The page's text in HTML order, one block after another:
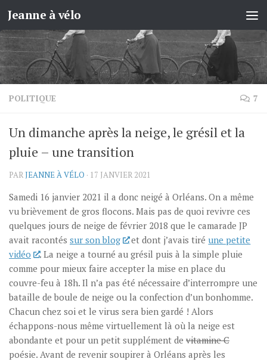
Skip to content
Jeanne à vélo
POLITIQUE 7
Un dimanche après la neige, le grésil et la
pluie – une transition
PARJEANNE À VÉLO · 17 JANVIER 2021
Samedi 16 janvier 2021 il a donc neigé à Orléans. On a même
vu brièvement de gros flocons. Mais pas de quoi revivre ces
quelques jours de neige de février 2018 que le camarade JP
avait racontés sur son blog et dont j’avais tiréune petite
vidéo
. La neige a tourné au grésil puis à la simple pluie
comme pour mieux faire accepter la mise en place du
couvre-feu à 18h. Il n’a pas été nécessaire d’interrompre une
bataille de boule de neige ou la confection d’un bonhomme.
Chacun chez soi et le virus sera bien gardé ! Alors
échappons-nous même virtuellement là où la neige est
abondante et pour un petit supplément de vitamine C
poésie. Avant de revenir soupirer à Orléans après les